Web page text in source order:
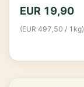
EUR 19,90
(EUR 497,50 / 1kg)